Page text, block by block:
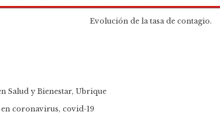
Evolución de la tasa de contagio.
Salud y Bienestar, Ubrique
coronavirus, covid-19